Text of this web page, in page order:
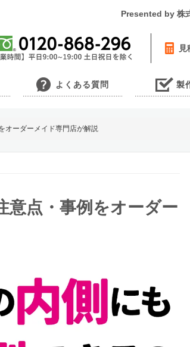
Presented by 株
見
よくある質問 製
オーダーメイド専門店が解説
意点・事例をオーダー